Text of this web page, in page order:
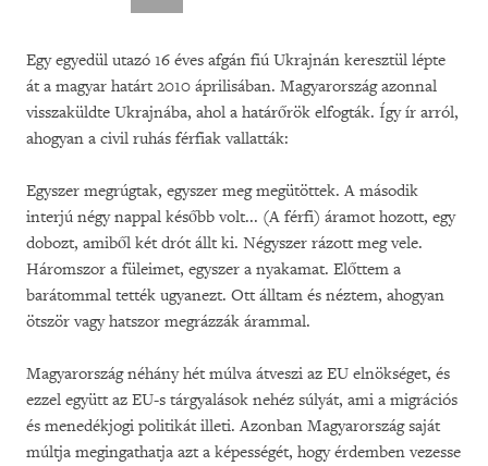
Egy egyedül utazó 16 éves afgán fiú Ukrajnán keresztül lépte
át a magyar határt 2010 áprilisában. Magyarország azonnal
visszaküldte Ukrajnába, ahol a határőrök elfogták. Így ír arról,
ahogyan a civil ruhás férfiak vallatták:
Egyszer megrúgtak, egyszer meg megütöttek. A második
interjú négy nappal később volt... (A férfi) áramot hozott, egy
dobozt, amiből két drót állt ki. Négyszer rázott meg vele.
Háromszor a füleimet, egyszer a nyakamat. Előttem a
barátommal tették ugyanezt. Ott álltam és néztem, ahogyan
ötször vagy hatszor megrázzák árammal.
Magyarország néhány hét múlva átveszi az EU elnökséget, és
ezzel együtt az EU-s tárgyalások nehéz súlyát, ami a migrációs
és menedékjogi politikát illeti. Azonban Magyarország saját
múltja megingathatja azt a képességét, hogy érdemben vezesse